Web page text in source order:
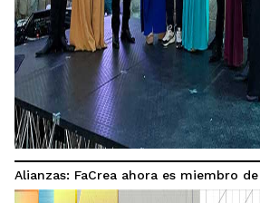
Alianzas: FaCrea ahora es miembro de